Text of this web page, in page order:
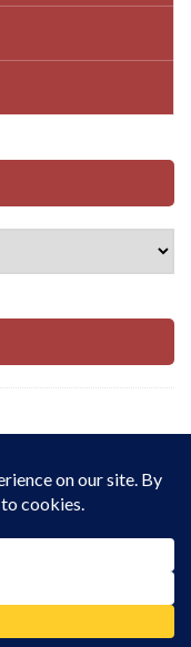
イドFIREをしたい私の記
資産1,909万円.